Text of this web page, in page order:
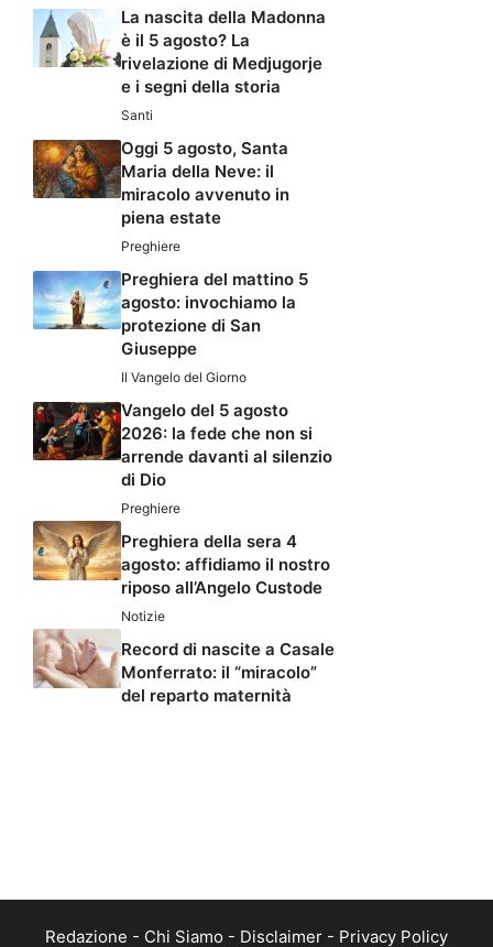
La nascita della Madonna
è il 5 agosto? La
rivelazione di Medjugorje
e i segni della storia
Santi
Oggi 5 agosto, Santa
Maria della Neve: il
miracolo avvenuto in
piena estate
Preghiere
Preghiera del mattino 5
agosto: invochiamo la
protezione di San
Giuseppe
Il Vangelo del Giorno
Vangelo del 5 agosto
2026: la fede che non si
arrende davanti al silenzio
di Dio
Preghiere
Preghiera della sera 4
agosto: affidiamo il nostro
riposo all’Angelo Custode
Notizie
Record di nascite a Casale
Monferrato: il “miracolo”
del reparto maternità
Redazione - Chi Siamo - Disclaimer - Privacy Policy